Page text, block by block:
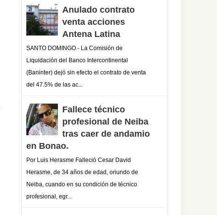
Anulado contrato
venta acciones
Antena Latina
SANTO DOMINGO.- La Comisión de
Liquidación del Banco Intercontinental
(Baninter) dejó sin efecto el contrato de venta
del 47.5% de las ac...
Fallece técnico
profesional de Neiba
tras caer de andamio
en Bonao.
Por Luis Herasme Falleció Cesar David
Herasme, de 34 años de edad, oriundo de
Neiba, cuando en su condición de técnico
profesional, egr...